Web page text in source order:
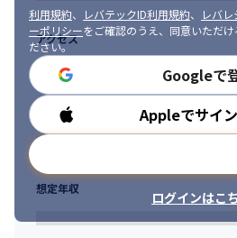
利用規約、 レバテックID利用規約、
レバ
ーポリシーをご確認のうえ、同意いただ
ださい。
Googleで
Appleでサイ
ログインはこ
アクセス
勤務時間
想定年収